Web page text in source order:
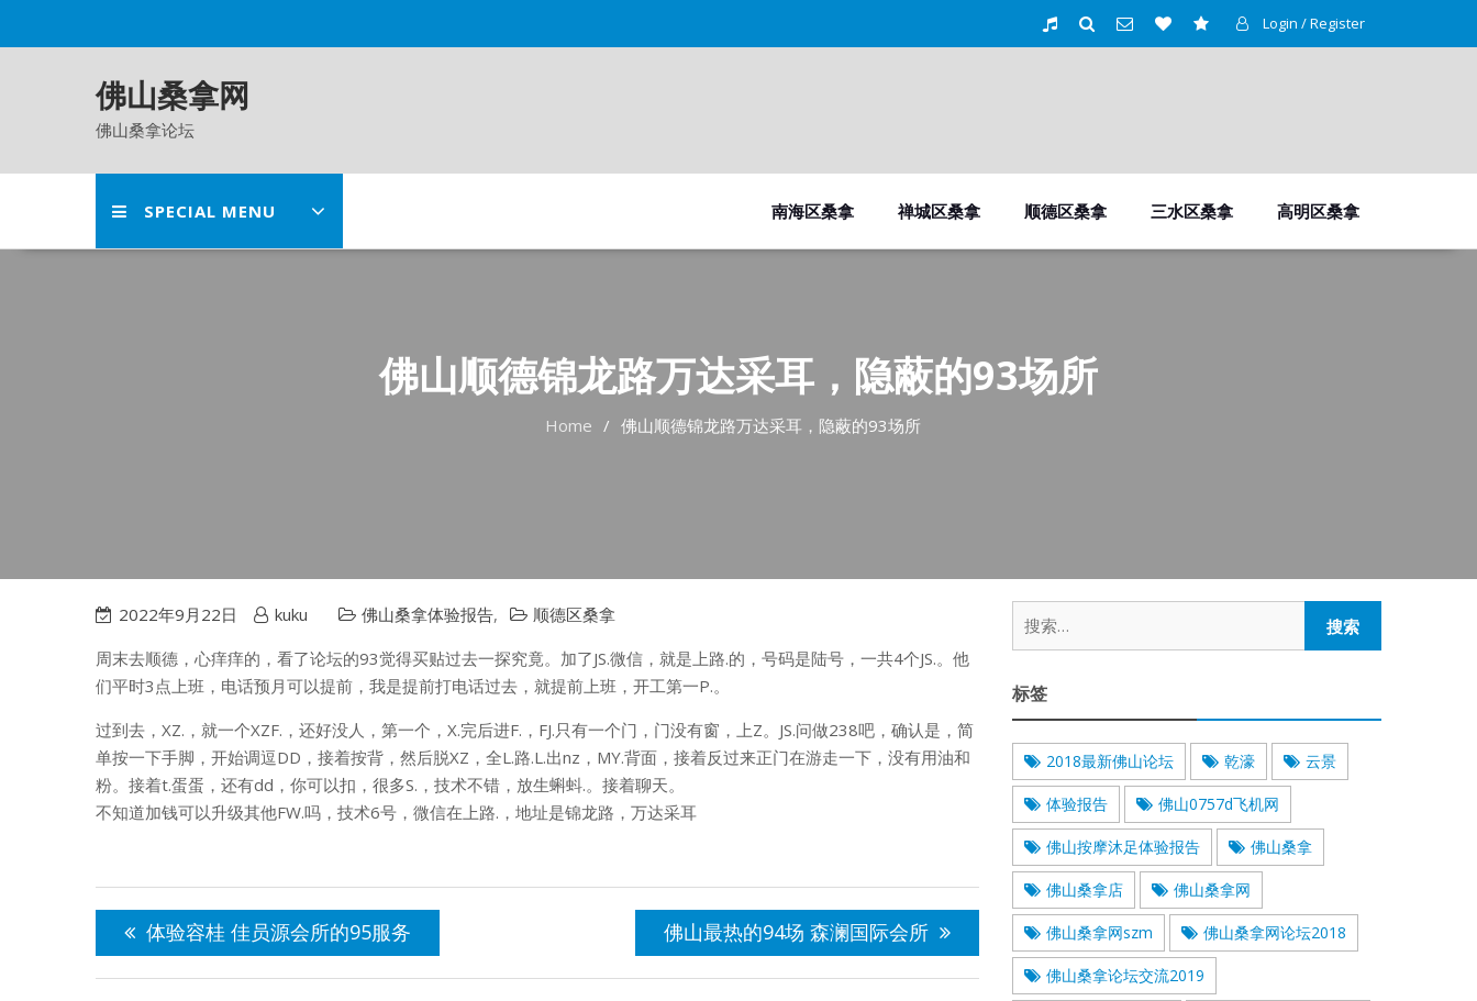
Login / Register
佛山桑拿网
佛山桑拿论坛
SPECIAL MENU 南海区桑拿 禅城区桑拿 顺德区桑拿 三水区桑拿 高明区桑拿
佛山顺德锦龙路万达采耳，隐蔽的93场所
Home 佛山顺德锦龙路万达采耳，隐蔽的93场所
2022年9月22日 kuku 佛山桑拿体验报告,
顺德区桑拿
周末去顺德，心痒痒的，看了论坛的93觉得买贴过去一探究竟。加了JS.微信，就是上路.的，号码是陆号，一共4个JS.。他
们平时3点上班，电话预月可以提前，我是提前打电话过去，就提前上班，开工第一P.。
过到去，XZ.，就一个XZF.，还好没人，第一个，X.完后进F.，FJ.只有一个门，门没有窗，上Z。JS.问做238吧，确认是，简
单按一下手脚，开始调逗DD，接着按背，然后脱XZ，全L.路.L.出nz，MY.背面，接着反过来正门在游走一下，没有用油和
粉。接着t.蛋蛋，还有dd，你可以扣，很多S.，技术不错，放生蝌蚪.。接着聊天。
不知道加钱可以升级其他FW.吗，技术6号，微信在上路.，地址是锦龙路，万达采耳
文
导
航
体验容桂 佳员源会所的95服务 佛山最热的94场 森澜国际会所
标签
2018最新佛山论坛 乾濠 云景
体验报告 佛山0757d飞机网
佛山按摩沐足体验报告 佛山桑拿
佛山桑拿店 佛山桑拿网
佛山桑拿网szm 佛山桑拿网论坛2018
佛山桑拿论坛交流2019